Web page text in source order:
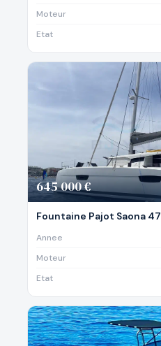
Moteur
Etat
645 000 €
Fountaine Pajot Saona 47
Annee
Moteur
Etat